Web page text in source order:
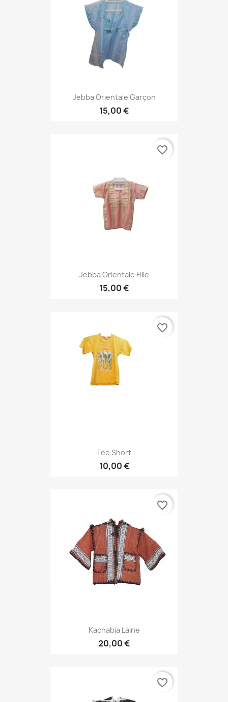
Jebba Orientale Garçon
15,00 €
Jebba Orientale Fille
15,00 €
favorite_border
Tee Short
10,00 €
favorite_border
Kachabia Laine
20,00 €
favorite_border
favorite_border